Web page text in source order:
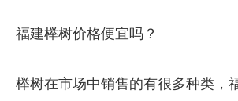
福建榉树价格便宜吗？
榉树在市场中销售的有很多种类，